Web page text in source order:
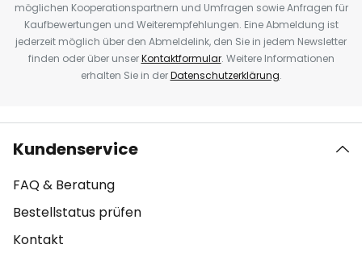
möglichen Kooperationspartnern und Umfragen sowie Anfragen für
Kaufbewertungen und Weiterempfehlungen. Eine Abmeldung ist
jederzeit möglich über den Abmeldelink, den Sie in jedem Newsletter
finden oder über unserKontaktformular. Weitere Informationen
erhalten Sie in derDatenschutzerklärung.
Kundenservice
FAQ & Beratung
Bestellstatus prüfen
Kontakt